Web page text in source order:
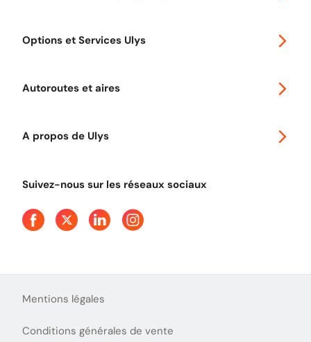
Options et Services Ulys
Autoroutes et aires
A propos de Ulys
Presse
Suivez-nous sur les réseaux sociaux
Mentions légales
Conditions générales de vente